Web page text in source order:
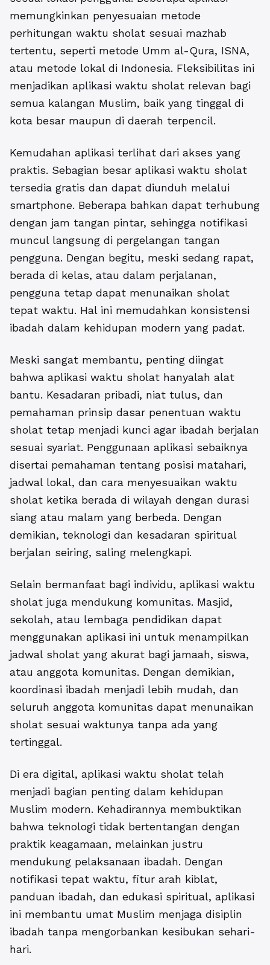
memungkinkan penyesuaian metode
perhitungan waktu sholat sesuai mazhab
tertentu, seperti metode Umm al-Qura, ISNA,
atau metode lokal di Indonesia. Fleksibilitas ini
menjadikan aplikasi waktu sholat relevan bagi
semua kalangan Muslim, baik yang tinggal di
kota besar maupun di daerah terpencil.
Kemudahan aplikasi terlihat dari akses yang
praktis. Sebagian besar aplikasi waktu sholat
tersedia gratis dan dapat diunduh melalui
smartphone. Beberapa bahkan dapat terhubung
dengan jam tangan pintar, sehingga notifikasi
muncul langsung di pergelangan tangan
pengguna. Dengan begitu, meski sedang rapat,
berada di kelas, atau dalam perjalanan,
pengguna tetap dapat menunaikan sholat
tepat waktu. Hal ini memudahkan konsistensi
ibadah dalam kehidupan modern yang padat.
Meski sangat membantu, penting diingat
bahwa aplikasi waktu sholat hanyalah alat
bantu. Kesadaran pribadi, niat tulus, dan
pemahaman prinsip dasar penentuan waktu
sholat tetap menjadi kunci agar ibadah berjalan
sesuai syariat. Penggunaan aplikasi sebaiknya
disertai pemahaman tentang posisi matahari,
jadwal lokal, dan cara menyesuaikan waktu
sholat ketika berada di wilayah dengan durasi
siang atau malam yang berbeda. Dengan
demikian, teknologi dan kesadaran spiritual
berjalan seiring, saling melengkapi.
Selain bermanfaat bagi individu, aplikasi waktu
sholat juga mendukung komunitas. Masjid,
sekolah, atau lembaga pendidikan dapat
menggunakan aplikasi ini untuk menampilkan
jadwal sholat yang akurat bagi jamaah, siswa,
atau anggota komunitas. Dengan demikian,
koordinasi ibadah menjadi lebih mudah, dan
seluruh anggota komunitas dapat menunaikan
sholat sesuai waktunya tanpa ada yang
tertinggal.
Di era digital, aplikasi waktu sholat telah
menjadi bagian penting dalam kehidupan
Muslim modern. Kehadirannya membuktikan
bahwa teknologi tidak bertentangan dengan
praktik keagamaan, melainkan justru
mendukung pelaksanaan ibadah. Dengan
notifikasi tepat waktu, fitur arah kiblat,
panduan ibadah, dan edukasi spiritual, aplikasi
ini membantu umat Muslim menjaga disiplin
ibadah tanpa mengorbankan kesibukan sehari-
hari.